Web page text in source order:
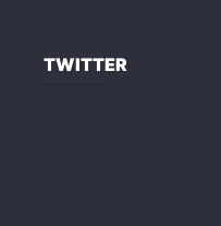
TWITTER